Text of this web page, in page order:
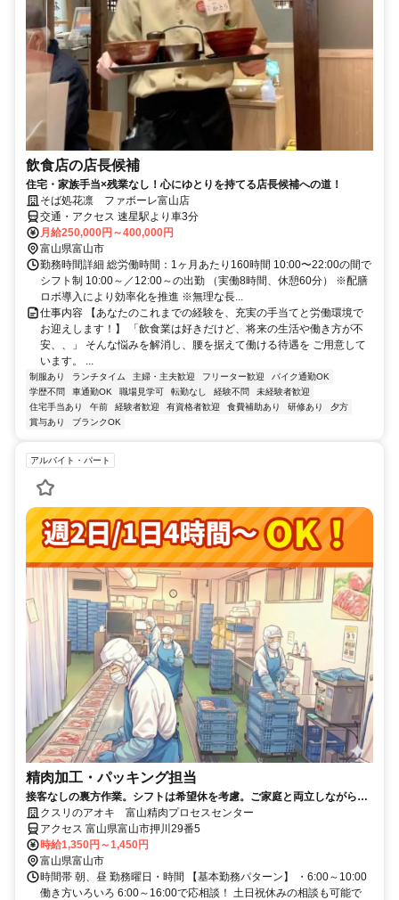
飲食店の店長候補
住宅・家族手当×残業なし！心にゆとりを持てる店長候補への道！
そば処花凛 ファボーレ富山店
交通・アクセス 速星駅より車3分
月給250,000円～400,000円
富山県富山市
勤務時間詳細 総労働時間：1ヶ月あたり160時間 10:00〜22:00の間で
シフト制 10:00～／12:00～の出勤 （実働8時間、休憩60分） ※配膳
ロボ導入により効率化を推進 ※無理な長...
仕事内容 【あなたのこれまでの経験を、充実の手当てと労働環境で
お迎えします！】 「飲食業は好きだけど、将来の生活や働き方が不
安、、」 そんな悩みを解消し、腰を据えて働ける待遇を ご用意して
います。 ...
制服あり ランチタイム 主婦・主夫歓迎 フリーター歓迎
バイク通勤OK
学歴不問
車通勤OK 職場見学可 転勤なし 経験不問
未経験者歓迎
住宅手当あり
午前 経験者歓迎 有資格者歓迎 食費補助あり 研修あり
夕方
賞与あり
ブランクOK
アルバイト・パート
精肉加工・パッキング担当
接客なしの裏方作業。シフトは希望休を考慮。ご家庭と両立しながら長
期安定して働ける環境です
クスリのアオキ 富山精肉プロセスセンター
アクセス 富山県富山市押川29番5
時給1,350円～1,450円
富山県富山市
時間帯 朝、昼 勤務曜日・時間 【基本勤務パターン】 ・6:00～10:00
働き方いろいろ 6:00～16:00で応相談！ 土日祝休みの相談も可能で